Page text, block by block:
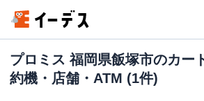
プロミス 福岡県飯塚市のカー
約機・店舗・ATM (1件)